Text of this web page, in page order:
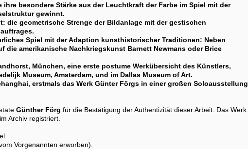
besondere Stärke aus der Leuchtkraft der Farbe im Spiel mit der
gewinnt.
die geometrische Strenge der Bildanlage mit der gestischen
Spiel mit der Adaption kunsthistorischer Traditionen: Neben
die amerikanische Nachkriegskunst Barnett Newmans oder Brice
München, eine erste postume Werkübersicht des Künstlers,
Museum, Amsterdam, und im Dallas Museum of Art.
erstmals das Werk Günter Förgs in einer großen Soloausstellung
Günther Förg für die Bestätigung der Authentizität dieser Arbeit. Das Werk
Archiv registriert.
Vorgenannten erworben).